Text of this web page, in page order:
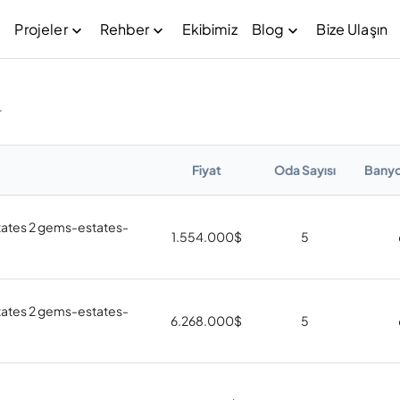
Projeler Rehber Ekibimiz Blog Bize Ulaşın
Fiyat Oda Sayısı
2 gems-estates-
1.554.000$ 5
2 gems-estates-
6.268.000$ 5